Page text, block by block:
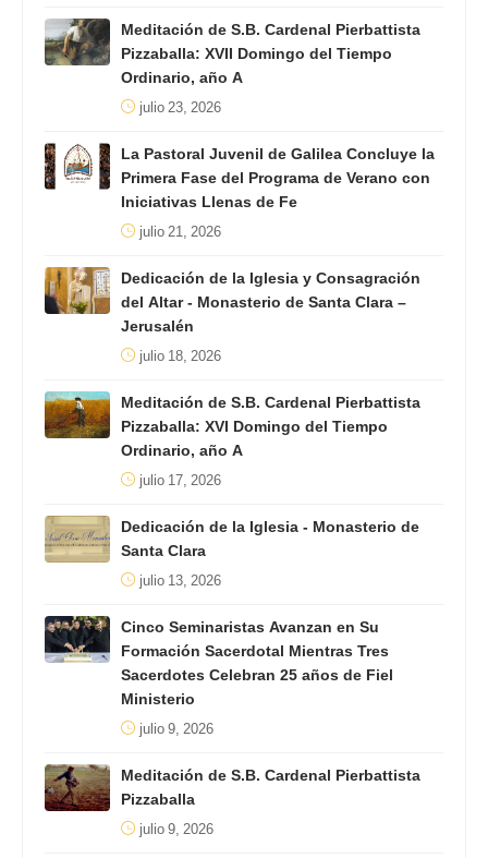
Meditación de S.B. Cardenal Pierbattista
Pizzaballa: XVII Domingo del Tiempo
Ordinario, año A
julio 23, 2026
La Pastoral Juvenil de Galilea Concluye la
Primera Fase del Programa de Verano con
Iniciativas Llenas de Fe
julio 21, 2026
Dedicación de la Iglesia y Consagración
del Altar - Monasterio de Santa Clara –
Jerusalén
julio 18, 2026
Meditación de S.B. Cardenal Pierbattista
Pizzaballa: XVI Domingo del Tiempo
Ordinario, año A
julio 17, 2026
Dedicación de la Iglesia - Monasterio de
Santa Clara
julio 13, 2026
Cinco Seminaristas Avanzan en Su
Formación Sacerdotal Mientras Tres
Sacerdotes Celebran 25 años de Fiel
Ministerio
julio 9, 2026
Meditación de S.B. Cardenal Pierbattista
Pizzaballa
julio 9, 2026